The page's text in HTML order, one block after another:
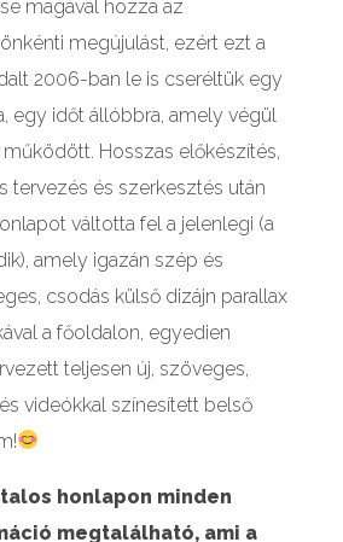
magával hozza az
megújulást, ezért ezt a
2006-ban le is cseréltük egy
egy időt állóbbra, amely végül
működött. Hosszas előkészítés,
tervezés és szerkesztés után
váltotta fel a jelenlegi (a
amely igazán szép és
csodás külső dizájn parallax
a főoldalon, egyedien
teljesen új, szöveges,
videókkal színesített belső
honlapon minden
megtalálható, ami a